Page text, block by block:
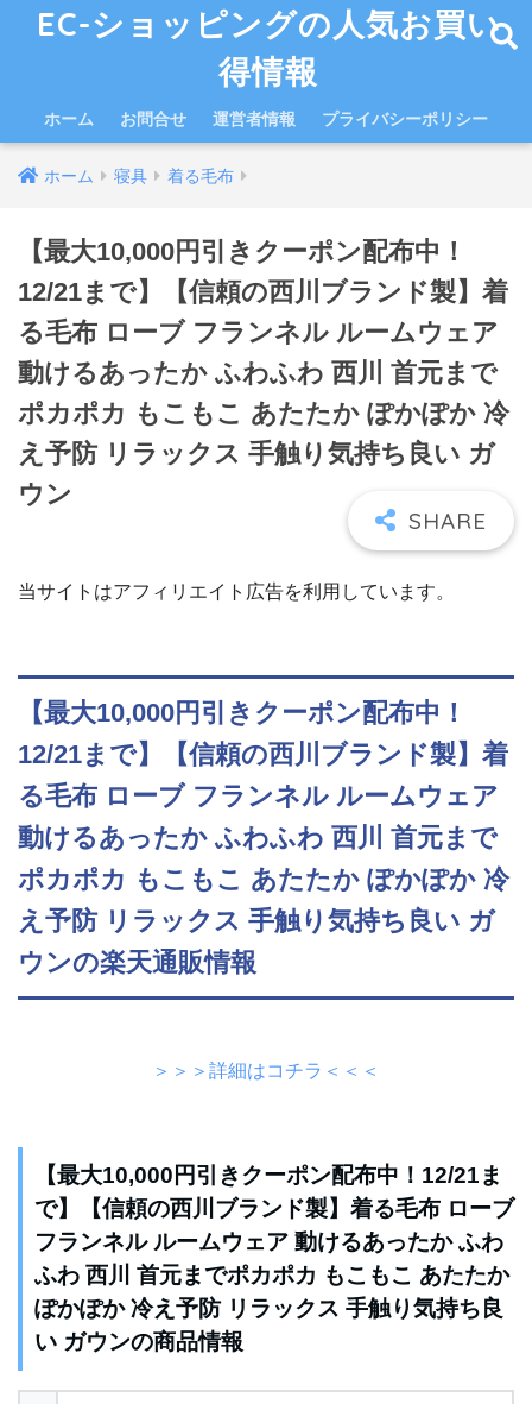
EC-ショッピングの人気お買い
得情報
ホーム お問合せ 運営者情報 プライバシーポリシー
ホーム 寝具 着る毛布
【最大10,000円引きクーポン配布中！
12/21まで】【信頼の西川ブランド製】着
る毛布 ローブ フランネル ルームウェア
動けるあったか ふわふわ 西川 首元まで
ポカポカ もこもこ あたたか ぽかぽか 冷
え予防 リラックス 手触り気持ち良い ガ
ウン
当サイトはアフィリエイト広告を利用しています。
【最大10,000円引きクーポン配布中！
12/21まで】【信頼の西川ブランド製】着
る毛布 ローブ フランネル ルームウェア
動けるあったか ふわふわ 西川 首元まで
ポカポカ もこもこ あたたか ぽかぽか 冷
え予防 リラックス 手触り気持ち良い ガ
ウンの楽天通販情報
＞＞＞詳細はコチラ＜＜＜
【最大10,000円引きクーポン配布中！12/21ま
で】【信頼の西川ブランド製】着る毛布 ローブ
フランネル ルームウェア 動けるあったか ふわ
ふわ 西川 首元までポカポカ もこもこ あたたか
ぽかぽか 冷え予防 リラックス 手触り気持ち良
い ガウンの商品情報